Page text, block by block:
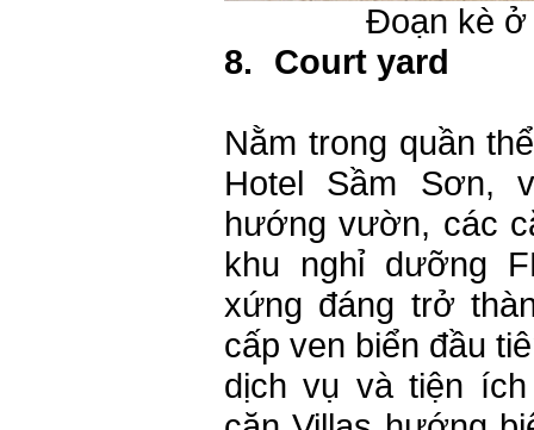
Đoạn kè ở
8.
Court yard
Nằm trong quần
Hotel Sầm Sơn,
hướng vườn, các
khu nghỉ dưỡng
xứng đáng trở
cấp ven biển đầu
dịch vụ và tiện